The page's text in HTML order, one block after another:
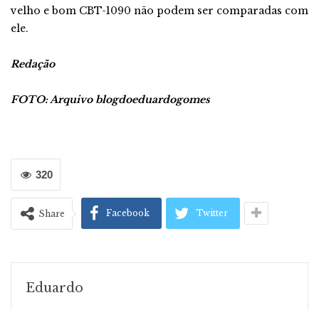
velho e bom CBT-1090 não podem ser comparadas com
ele.
Redação
FOTO: Arquivo blogdoeduardogomes
320
Share Facebook Twitter
Eduardo